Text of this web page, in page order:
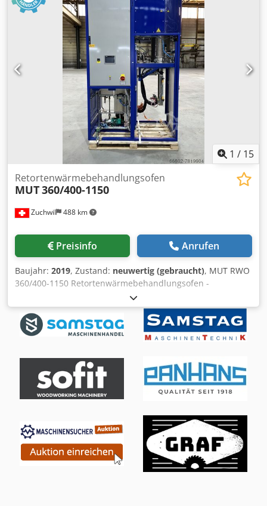
technischen Daten, Infos und Preisen vorbehalten.
Zwischenverkauf vorbehalten. Keine Garantie auf
gedruckte Daten!) (Alle Änderungen und Irrtümer in den
technischen Daten, Angaben und Preisen sowie
Zwischenverkauf vorbehalten! Keine Garantie auf
gedruckte Daten!) Beste Holzbearbeitungsmaschinen aus
den Niederlanden Die besten Holzbearbeitungsmaschinen
aus den Niederlanden Die am besten verwendeten
Maschinen in den Niederlanden
Rauchabsaugsystem Vollautomatisches
Butterinjektionssystem Vollautomatisches Schneiden,
materialschonend, hohe Geschwindigkeit Schneidbereich:
4000 × 2000 mm X-Achsen-Verfahrweg: 1520 mm Y-
Achsen-Verfahrweg: 4020 mm Z-Achsen-Verfahrweg: 80
mm Max. kombinierte Positioniergeschwindigkeit: 170
m/min Beschleunigung: 2,8 G Maschinenabmessungen
(L×B×H): 9500 × 2900 × 2380 mm Stellfläche: 10500 × 3400
mm Dcsdpfew A Iilox Aclsk Eigengewicht: 8500 kg
1 / 15
Zuchwil 488 km
Retortenwärmebehandlungsofen
MUT360/400-1150
Preisinfo Anrufen
Baujahr: 2019, Zustand: neuwertig (gebraucht), MUT RWO
360/400-1150 Retortenwärmebehandlungsofen -
Neuwertig: kaum gebraucht - Dokumentation vorhanden
(sowohl elektronisch als auch physisch) - Palette mit
Ersatzteilen inkl. TECHNISCHE DATEN Anlagetyp: RWO
360/400-1150 Dodpjiryyaefx Acleck Ofenraumtemperatur: ≤
1050 °C im Vakuum Regelkonstanz: ± 2 K
Temperaturhomogenität: ± 6 K im Bereich von 600 °C bis
1150 °C am Ende der Einschwingdauer Steuerspannung:
230 VAC / 24 VDC Arbeitsraum Ofen: 360 x 400 mm
Enddruck Vakuum im kalten Zustand: < 5 * 10-5 mbar bei
sauberem, trockenem Ofen Aufstellfläche: 900 x 1900 x
3000 mm Anlagegewicht gesamt ca.: 1500 kg
Schalldruckpegel: < 70 dB Für die Richtigkeit,
Vollständigkeit und Aktualität der Angaben übernehmen